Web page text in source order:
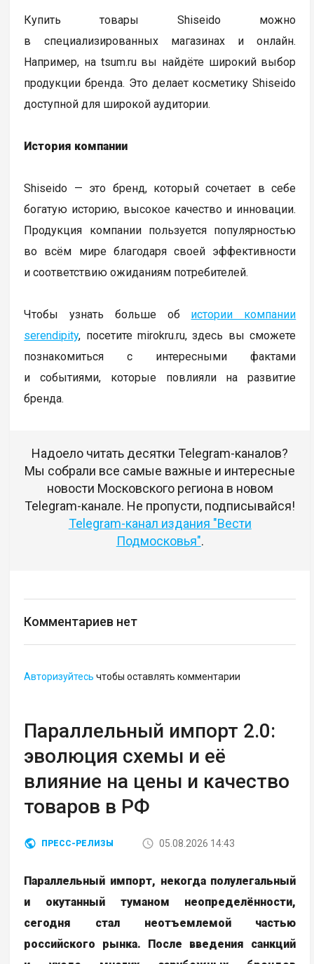
Купить товары Shiseido можно
в специализированных магазинах и онлайн.
Например, на tsum.ru вы найдёте широкий выбор
продукции бренда. Это делает косметику Shiseido
доступной для широкой аудитории.
История компании
Shiseido — это бренд, который сочетает в себе
богатую историю, высокое качество и инновации.
Продукция компании пользуется популярностью
во всём мире благодаря своей эффективности
и соответствию ожиданиям потребителей.
Чтобы узнать больше об истории компании
serendipity, посетите mirokru.ru, здесь вы сможете
познакомиться с интересными фактами
и событиями, которые повлияли на развитие
бренда.
Надоело читать десятки Telegram-каналов?
Мы собрали все самые важные и интересные
новости Московского региона в новом
Telegram-канале. Не пропусти, подписывайся!
Telegram-канал издания "Вести
Подмосковья".
Комментариев нет
Авторизуйтесь чтобы оставлять комментарии
Параллельный импорт 2.0:
эволюция схемы и её
влияние на цены и качество
товаров в РФ
ПРЕСС-РЕЛИЗЫ 05.08.2026 14:43
Параллельный импорт, некогда полулегальный
и окутанный туманом неопределённости,
сегодня стал неотъемлемой частью
российского рынка. После введения санкций